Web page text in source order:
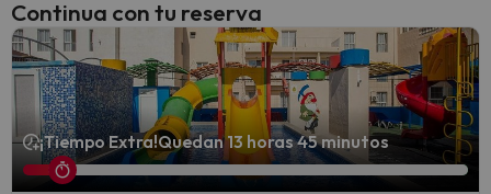
Continua con tu reserva
¡Tiempo Extra!Quedan 13 horas 45 minutos